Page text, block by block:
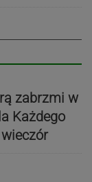
zabrzmi w
Każdego